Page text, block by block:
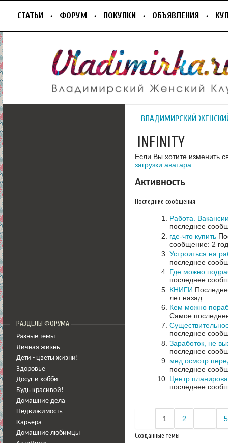
СТАТЬИ ФОРУМ ПОКУПКИ ОБЪЯВЛЕНИЯ
РАЗДЕЛЫ ФОРУМА
Разные темы
Личная жизнь
Дети - цветы жизни!
Здоровье
Досуг и хобби
Будь красивой!
Домашние дела
Недвижимость
Карьера
Домашние любимцы
ВЛАДИМИРСКИЙ
INFINITY
Если Вы хотите изменить
загрузки аватара
Активность
Последние сообщения
Работа.
последнее
где-что купить
сообщение: 2
Устроиться на
последнее
Где можно
последнее
КНИГИ
лет назад
Кем можно
Самое
последнее
Заработок, не
последнее
мед осмотр
последнее
Центр
последнее
1 2 5
Созданные темы